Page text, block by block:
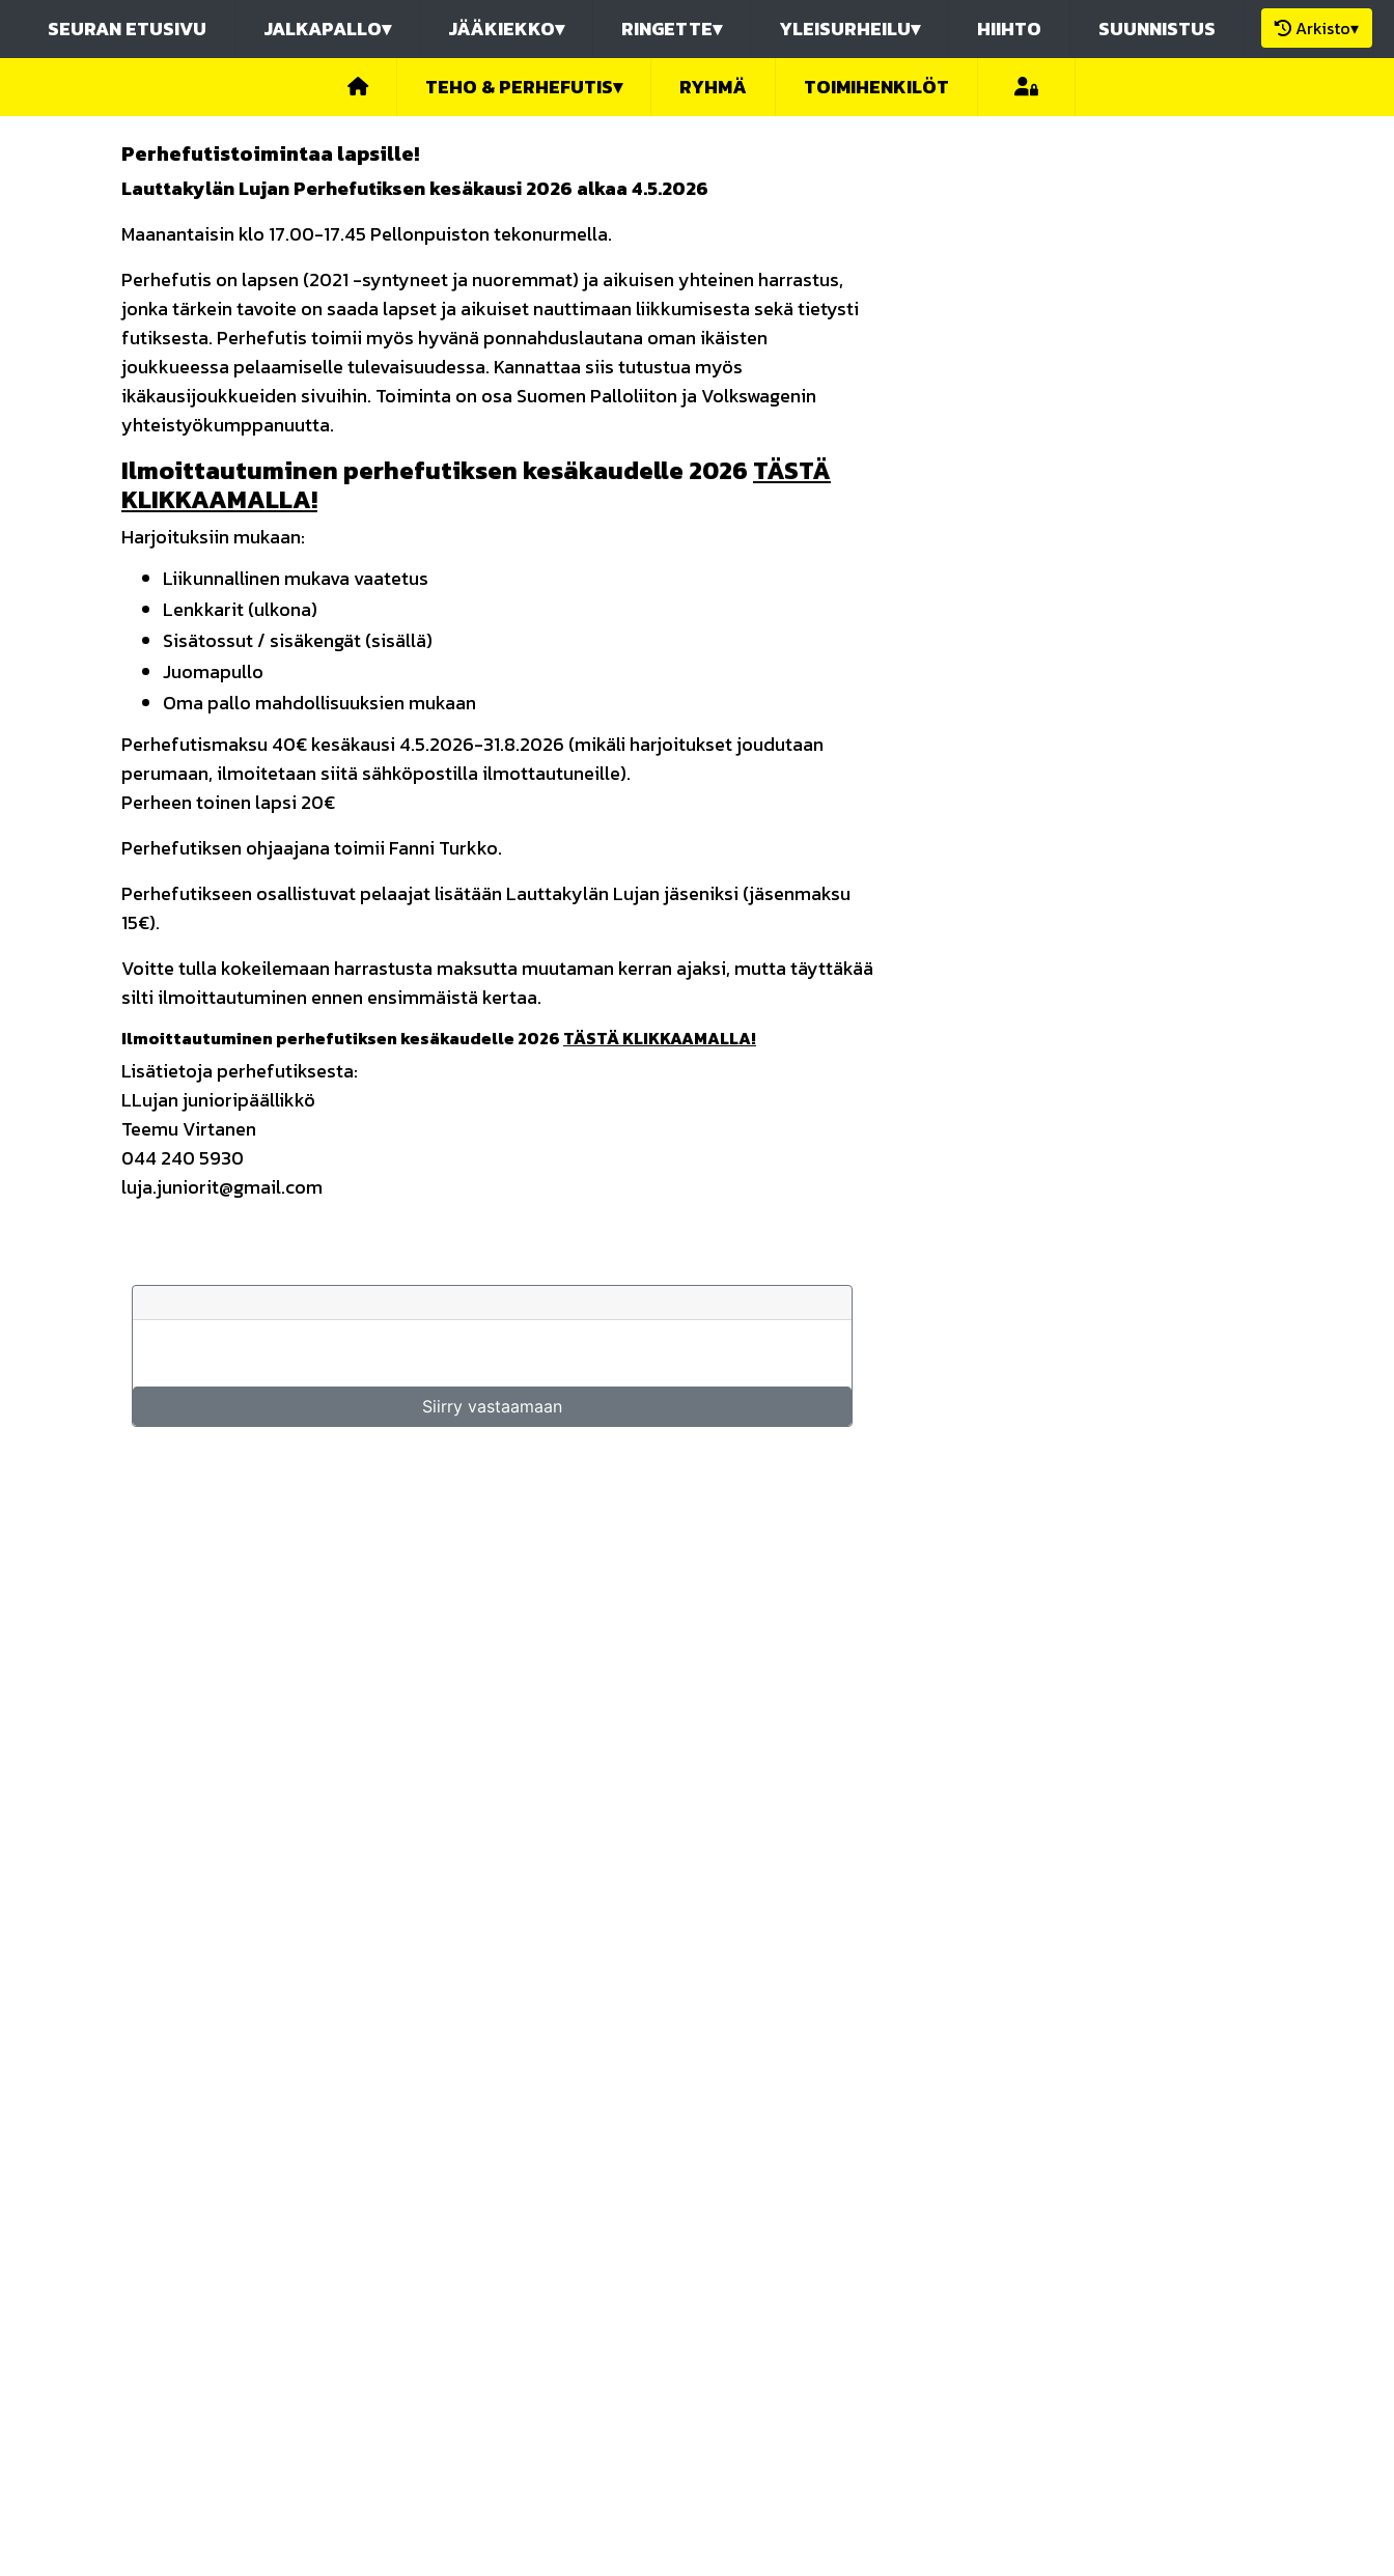
SEURAN ETUSIVU JALKAPALLO▾ JÄÄKIEKKO▾ RINGETTE▾ YLEISURHEILU▾ HIIHTO SUUNNISTUS Arkisto▾
TEHO & PERHEFUTIS▾ RYHMÄ TOIMIHENKILÖT
Perhefutistoimintaa lapsille!
Lauttakylän Lujan Perhefutiksen kesäkausi 2026 alkaa 4.5.2026
Maanantaisin klo 17.00-17.45 Pellonpuiston tekonurmella.
Perhefutis on lapsen (2021 -syntyneet ja nuoremmat) ja aikuisen yhteinen harrastus,
jonka tärkein tavoite on saada lapset ja aikuiset nauttimaan liikkumisesta sekä tietysti
futiksesta. Perhefutis toimii myös hyvänä ponnahduslautana oman ikäisten
joukkueessa pelaamiselle tulevaisuudessa. Kannattaa siis tutustua myös
ikäkausijoukkueiden sivuihin. Toiminta on osa Suomen Palloliiton ja Volkswagenin
yhteistyökumppanuutta.
Ilmoittautuminen perhefutiksen kesäkaudelle 2026 TÄSTÄ
KLIKKAAMALLA!
Harjoituksiin mukaan:
Liikunnallinen mukava vaatetus
Lenkkarit (ulkona)
Sisätossut / sisäkengät (sisällä)
Juomapullo
Oma pallo mahdollisuuksien mukaan
Perhefutismaksu 40€ kesäkausi 4.5.2026-31.8.2026 (mikäli harjoitukset joudutaan
perumaan, ilmoitetaan siitä sähköpostilla ilmottautuneille).
Perheen toinen lapsi 20€
Perhefutiksen ohjaajana toimii Fanni Turkko.
Perhefutikseen osallistuvat pelaajat lisätään Lauttakylän Lujan jäseniksi (jäsenmaksu
15€).
Voitte tulla kokeilemaan harrastusta maksutta muutaman kerran ajaksi, mutta täyttäkää
silti ilmoittautuminen ennen ensimmäistä kertaa.
Ilmoittautuminen perhefutiksen kesäkaudelle 2026 TÄSTÄ KLIKKAAMALLA!
Lisätietoja perhefutiksesta:
LLujan junioripäällikkö
Teemu Virtanen
044 240 5930
luja.juniorit@gmail.com